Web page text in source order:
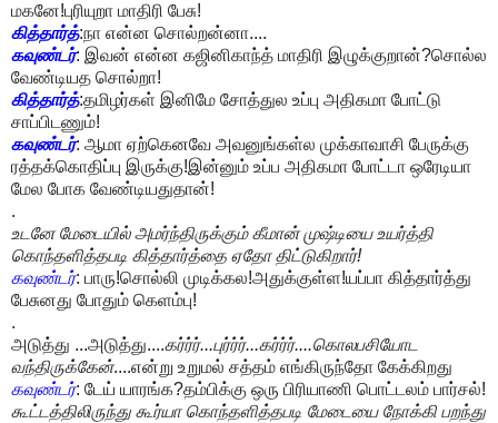
மகனே!புரியுறா மாதிரி பேசு!
கித்தார்த்:நா என்ன சொல்றன்னா....
கவுண்டர்: இவன் என்ன கஜினிகாந்த் மாதிரி இழுக்குறான்?சொல்ல
வேண்டியத சொல்றா!
கித்தார்த்:தமிழர்கள் இனிமே சோத்துல உப்பு அதிகமா போட்டு
சாப்பிடணும்!
கவுண்டர்: ஆமா ஏற்கெனவே அவனுங்கள்ல முக்காவாசி பேருக்கு
ரத்தக்கொதிப்பு இருக்கு!இன்னும் உப்ப அதிகமா போட்டா ஒரேடியா
மேல போக வேண்டியதுதான்!
.
உடனே மேடையில் அமர்ந்திருக்கும் கீமான் முஷ்டியை உயர்த்தி
கொந்தளித்தபடி கித்தார்த்தை ஏதோ திட்டுகிறார்!
கவுண்டர்: பாரு!சொல்லி முடிக்கல!அதுக்குள்ள!யப்பா கித்தார்த்து
பேசுனது போதும் கெளம்பு!
.
அடுத்து ...அடுத்து....கர்ர்ர்...புர்ர்ர்...கர்ர்ர்....கொலபசியோட
வந்திருக்கேன்....என்று உறுமல் சத்தம் எங்கிருந்தோ கேக்கிறது
கவுண்டர்: டேய் யாரங்க?தம்பிக்கு ஒரு பிரியாணி பொட்டலம் பார்சல்!
கூட்டத்திலிருந்து கூர்யா கொந்தளித்தபடி மேடையை நோக்கி பறந்து